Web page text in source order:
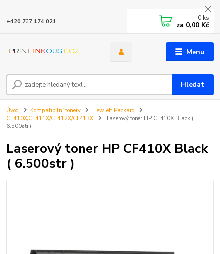
Menu
Hledat
+420 737 174 021 0 ks
za 0,00 Kč
Úvod Kompatibilní tonery
Hewlett Packard
CF410X/CF411X/CF412X/CF413X
Laserový toner HP CF410X Black (
6.500str )
Laserový toner HP CF410X Black
( 6.500str )